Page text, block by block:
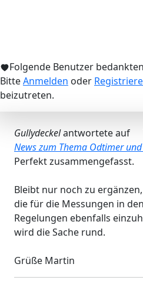
Folgende Benutzer
BitteAnmelden oder
beizutreten.
Gullydeckelantwortete auf
News zum Thema Odtimer
Perfekt zusammengefasst.
Bleibt nur noch zu
die für die Messungen in
Regelungen ebenfalls
wird die Sache rund.
Grüße Martin